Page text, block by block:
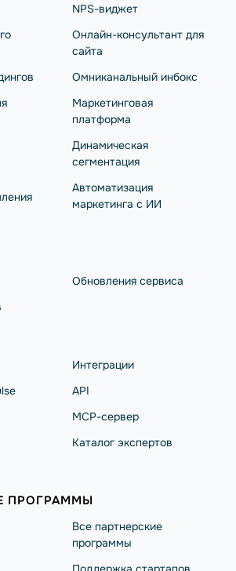
NPS-виджет
Онлайн-консультант для
сайта
Омниканальный инбокс
Маркетинговая
платформа
Динамическая
сегментация
Автоматизация
маркетинга с ИИ
Обновления сервиса
Интеграции
API
MCP-сервер
Каталог экспертов
ПРОГРАММЫ
Все партнерские
программы